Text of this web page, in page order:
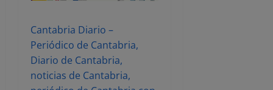
Cantabria Diario –
Periódico de Cantabria,
Diario de Cantabria,
noticias de Cantabria,